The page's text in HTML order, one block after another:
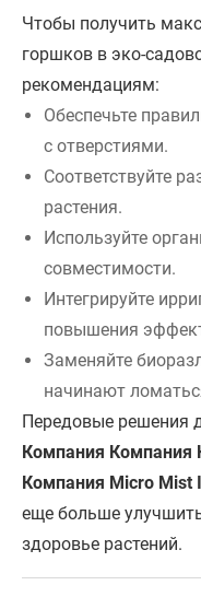
Чтобы получить
горшков в эко-
рекомендациям:
Обеспечьте
с отверстиями.
Соответствуйте
растения.
Используйте
совместимости.
Интегрируйте
повышения
Заменяйте
начинают
Передовые решения
Компания Компания
Компания Micro Mist
еще больше
здоровье растений.